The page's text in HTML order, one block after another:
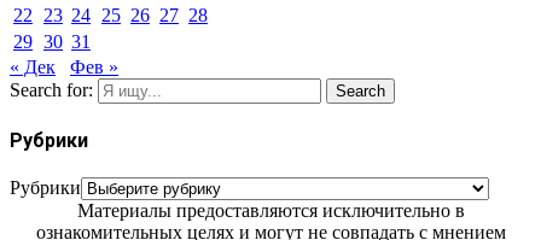
22
23 24 25 26 27 28
29 30 31
« Дек
Фев »
Search for:
Search
Рубрики
Рубрики
Материалы предоставляются исключительно в
ознакомительных целях и могут не совпадать с мнением